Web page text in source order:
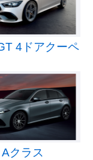
4ドアクーペ
Aクラス